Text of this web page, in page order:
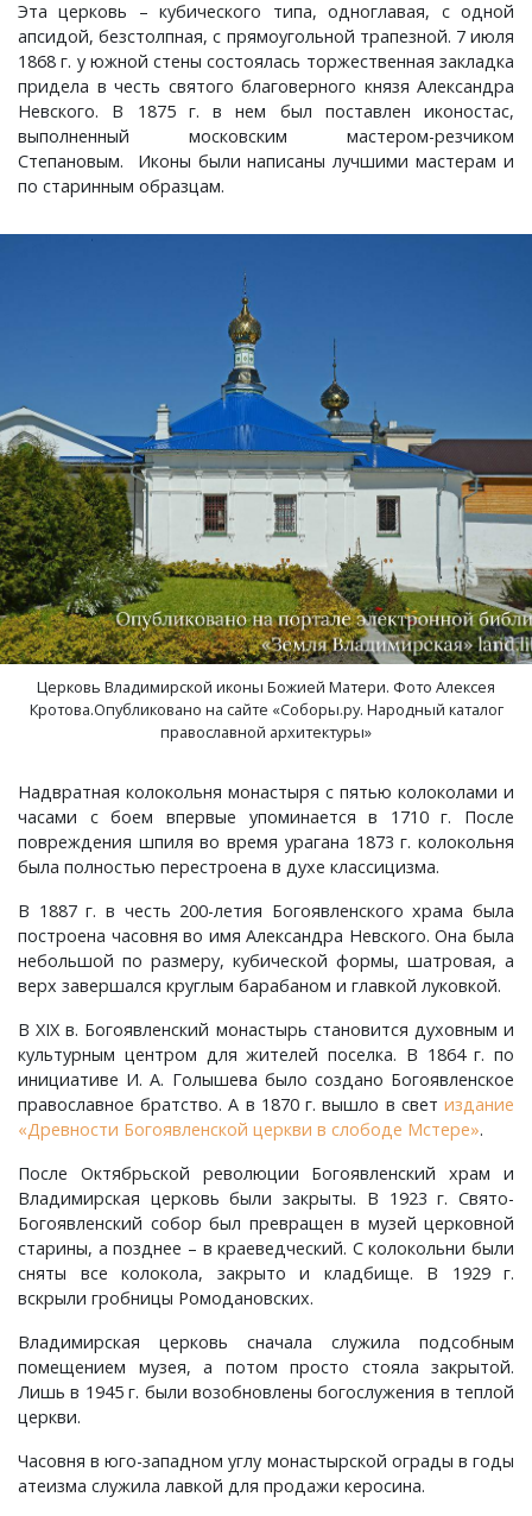
Эта церковь – кубического типа, одноглавая, с одной
апсидой, безстолпная, с прямоугольной трапезной. 7 июля
1868 г. у южной стены состоялась торжественная закладка
придела в честь святого благоверного князя Александра
Невского. В 1875 г. в нем был поставлен иконостас,
выполненный московским мастером-резчиком
Степановым. Иконы были написаны лучшими мастерам и
по старинным образцам.
Церковь Владимирской иконы Божией Матери. Фото Алексея
Кротова.Опубликовано на сайте «Соборы.ру. Народный каталог
православной архитектуры»
Надвратная колокольня монастыря с пятью колоколами и
часами с боем впервые упоминается в 1710 г. После
повреждения шпиля во время урагана 1873 г. колокольня
была полностью перестроена в духе классицизма.
В 1887 г. в честь 200-летия Богоявленского храма была
построена часовня во имя Александра Невского. Она была
небольшой по размеру, кубической формы, шатровая, а
верх завершался круглым барабаном и главкой луковкой.
В ХIХ в. Богоявленский монастырь становится духовным и
культурным центром для жителей поселка. В 1864 г. по
инициативе И. А. Голышева было создано Богоявленское
православное братство. А в 1870 г. вышло в свет издание
«Древности Богоявленской церкви в слободе Мстере».
После Октябрьской революции Богоявленский храм и
Владимирская церковь были закрыты. В 1923 г. Свято-
Богоявленский собор был превращен в музей церковной
старины, а позднее – в краеведческий. С колокольни были
сняты все колокола, закрыто и кладбище. В 1929 г.
вскрыли гробницы Ромодановских.
Владимирская церковь сначала служила подсобным
помещением музея, а потом просто стояла закрытой.
Лишь в 1945 г. были возобновлены богослужения в теплой
церкви.
Часовня в юго-западном углу монастырской ограды в годы
атеизма служила лавкой для продажи керосина.
Краснораменье, деревня
Круглово, село
Крутово, деревня
Куницыно, дерервня
Лезжени, деревня
Леонтьево, село
Лошаиха, деревня
Лубенкино, деревня
Лубенцы, деревня
Лужки, деревня
Малое Урсово болото, посёлок
Машки, деревня
Мирный, поселок
Мишнево, деревня
Мокеево, деревня
Мостцы, село
Неверково, деревня
Нестерково, деревня
Хорятино, деревня
Ченцы, деревня
Шушерино, деревня
Эсино, деревня